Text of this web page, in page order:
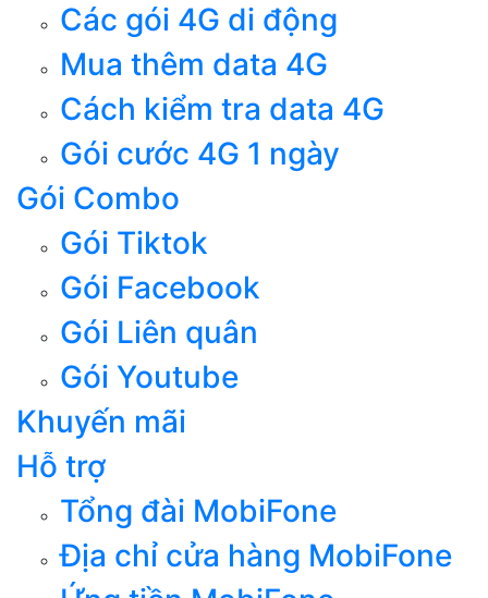
Các gói 4G di động
Mua thêm data 4G
Cách kiểm tra data 4G
Gói cước 4G 1 ngày
Gói Combo
Gói Tiktok
Gói Facebook
Gói Liên quân
Gói Youtube
Khuyến mãi
Hỗ trợ
Tổng đài MobiFone
Địa chỉ cửa hàng MobiFone